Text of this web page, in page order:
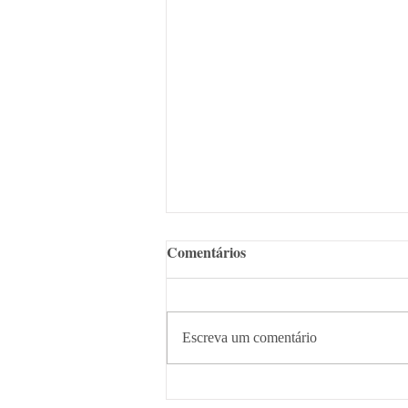
Sócios do AAAL participam
Comentários
Escreva um comentário